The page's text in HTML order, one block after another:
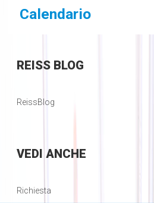
Calendario
REISSBLOG
ReissBlog
VEDI ANCHE
Richiesta